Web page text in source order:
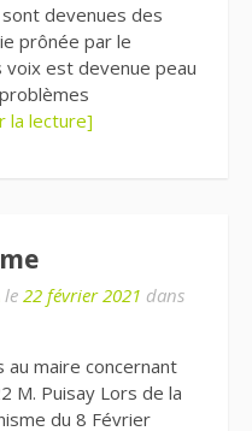
devenues des
prônée par le
voix est devenue peau
la lecture]
le 22 février 2021 dans
maire concernant
M. Puisay Lors de la
du 8 Février